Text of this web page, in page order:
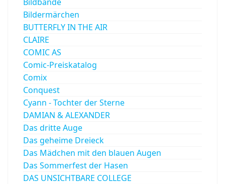
Bildermärchen
BUTTERFLY IN THE AIR
CLAIRE
COMIC AS
Comic-Preiskatalog
Comix
Conquest
Cyann - Tochter der Sterne
DAMIAN & ALEXANDER
Das dritte Auge
Das geheime Dreieck
Das Mädchen mit den blauen Augen
Das Sommerfest der Hasen
DAS UNSICHTBARE COLLEGE